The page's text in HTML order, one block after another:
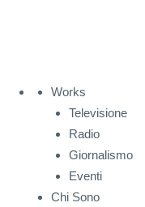
Works
Televisione
Radio
Giornalismo
Eventi
Chi Sono